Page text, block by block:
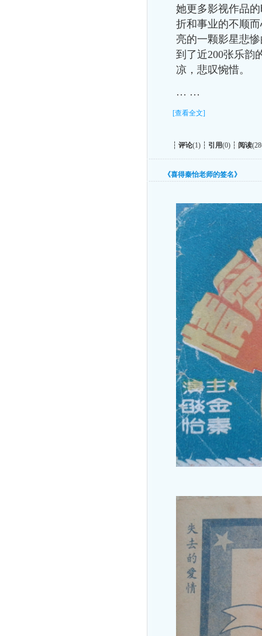
她更多影视作品
折和事业的不顺
亮的一颗影星悲
到了近200张乐韵
凉，悲叹惋惜。
… …
[查看全文]
┆ 评论(1) ┆ 引用(0) ┆ 阅读
《喜得秦怡老师的签名》